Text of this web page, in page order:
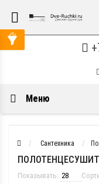
Меню
Сантехника
Показывать: